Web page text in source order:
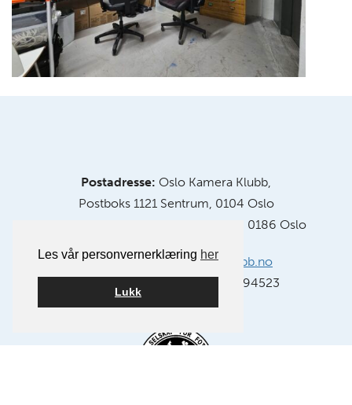
Les vår personvernerklæring her
Lukk
Postadresse: Oslo Kamera Klubb,
Postboks 1121 Sentrum, 0104 Oslo
Chr. Krohgs gate 10, 0186 Oslo
E-post: info@oslokameraklubb.no
991594523